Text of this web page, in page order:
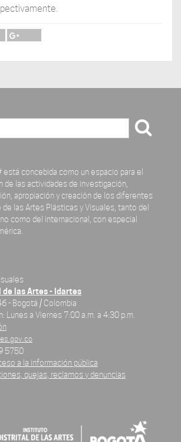
está concebida como un espacio para el
de las actividades de investigación,
apropiación y creación de los diferentes
las Artes Plásticas y Visuales, tanto del
como del internacional, con especial
las Artes - Idartes
- Bogotá / Colombia
Lunes a Viernes 7:00 a.m. a 4:30 p.m.
5750
a la información pública
quejas, reclamos y denuncias